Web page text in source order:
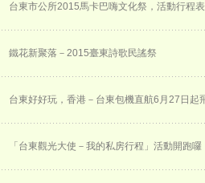
台東市公所2015馬卡巴嗨文化祭，活動行程
鐵花新聚落－2015臺東詩歌民謠祭
台東好好玩，香港－台東包機直航6月27日​起
「台東觀光大使－我的私房行程」活動開跑囉